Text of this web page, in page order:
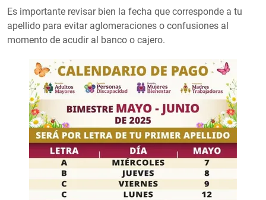
Es importante revisar bien la fecha que corresponde a tu
apellido para evitar aglomeraciones o confusiones al
momento de acudir al banco o cajero.